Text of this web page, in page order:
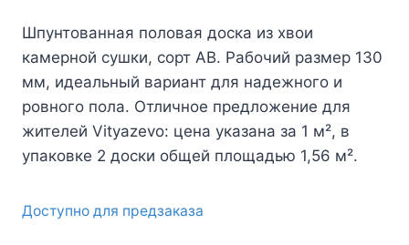
составляла
1950₽.
1865₽.
Шпунтованная половая доска из хвои
камерной сушки, сорт АВ. Рабочий размер 130
мм, идеальный вариант для надежного и
ровного пола. Отличное предложение для
жителей Vityazevo: цена указана за 1 м², в
упаковке 2 доски общей площадью 1,56 м².
Доступно для предзаказа